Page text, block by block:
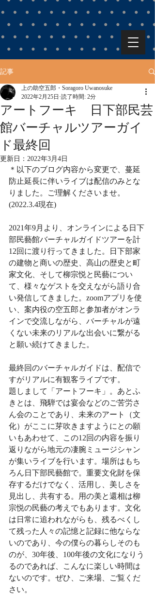
記事
アートフーキ 日下部民芸
館バーチャルツアーガイ
ド最終回
上の助空五郎・Soragoro Uwanosuke
2022年2月25日 読了時間: 2分
更新日： 2022年3月4日
＊以下のブログ内容から変更で、蔓延
防止延長に伴いライブは配信のみとな
りました。ご理解くださいませ。
(2022.3.4現在)
2021年9月より、オンラインによる日下
部民藝館バーチャルガイドツアーを計
12回に渡り行ってきました。日下部家
の建物と商いの歴史、高山の歴史と町
家文化、そして柳宗悦と民藝につい
て、様々なゲストを交えながら語り合
い発信してきました。zoomアプリを使
い、案内役の空五郎と参加者がオンラ
インで交流しながら、バーチャルが遠
くない未来のリアルな出会いに繋がる
と願い続けてきました。
最終回のバーチャルガイドは、配信で
すがリアルに有観客ライブです。
題しまして「アートフーキ」。あとふ
きとは、飛騨では宴会などのご苦労さ
ん会のことであり、未来のアート（文
化）がここに芽吹きますようにとの願
いもあわせて、この12回の内容を振り
返りながら地元の凄腕ミュージシャン
が集いライブを行います。場所はもち
ろん日下部民藝館で。重要文化財を保
存するだけでなく、活用し、美しさを
見出し、共有する。用の美と還相は柳
宗悦の民藝の考えでもあります。文化
は日常に追われながらも、残るべくし
て残った人々の記憶と記録に他ならな
いのであり、今の僕らの暮らしそのも
のが、30年後、100年後の文化になりう
るのであれば、こんなに楽しい時間は
ないのです。ぜひ、ご来場、ご覧くだ
さい。